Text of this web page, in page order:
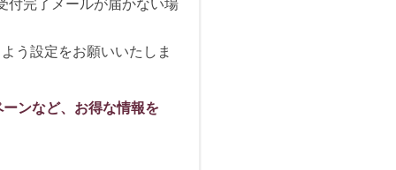
付完了メールが届かない場
う設定をお願いいたしま
ンなど、お得な情報を